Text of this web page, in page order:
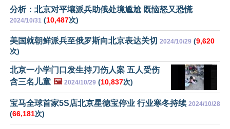
分析：北京对平壤派兵助俄处境尴尬 既恼怒又恐慌
2024/10/31 (10,487次)
美国就朝鲜派兵至俄罗斯向北京表达关切 2024/10/29 (9,620
次)
北京一小学门口发生持刀伤人案 五人受伤
含三名儿童 🖼️ 2024/10/29 (10,837次)
宝马全球首家5S店北京星德宝停业 行业寒冬持续 2024/10/28
(66,181次)